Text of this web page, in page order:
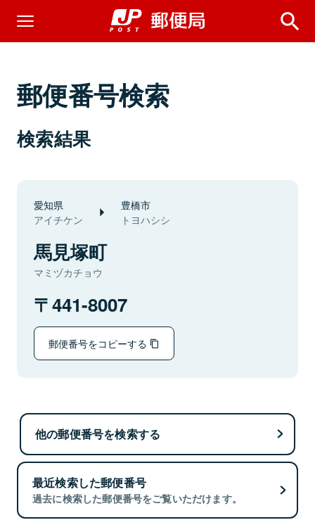
郵便番号検索
検索結果
愛知県
アイチケン
豊橋市
トヨハシシ
馬見塚町
マミヅカチョウ
441-8007
郵便番号をコピーする
他の郵便番号を検索する
最近検索した郵便番号
過去に検索した郵便番号をご覧いただけます。